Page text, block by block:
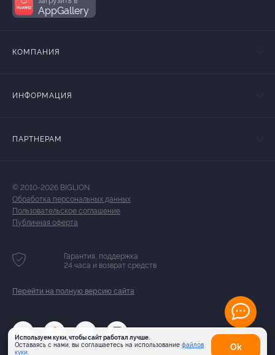
Используем куки, чтобы сайт работал лучше.
Оставаясь с нами, вы соглашаетесь на использование файлов
куки.
Оk
AppGallery
КОМПАНИЯ
ИНФОРМАЦИЯ
ПАРТНЕРАМ
© 2010-2026 BIGLION
Обработка персональных данных
Пользовательское соглашение
Публичная оферта
Гарантия, поддержка
24 часа и возврат средств
Перейти на полную версию сайта